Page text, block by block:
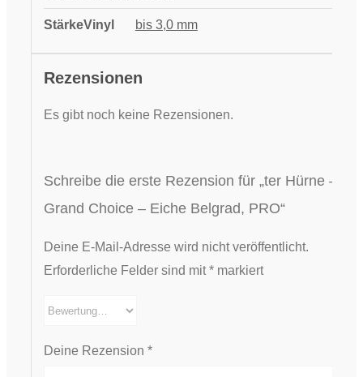
StärkeVinyl bis 3,0 mm
Rezensionen
Es gibt noch keine Rezensionen.
Schreibe die erste Rezension für „ter Hürne –
Grand Choice – Eiche Belgrad, PRO“
Deine E-Mail-Adresse wird nicht veröffentlicht.
Erforderliche Felder sind mit*markiert
Deine Rezension *